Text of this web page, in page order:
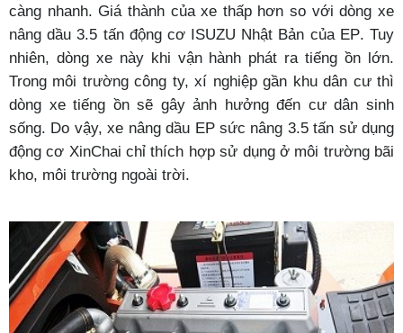
càng nhanh. Giá thành của xe thấp hơn so với dòng xe
nâng dầu 3.5 tấn động cơ ISUZU Nhật Bản của EP. Tuy
nhiên, dòng xe này khi vận hành phát ra tiếng ồn lớn.
Trong môi trường công ty, xí nghiệp gần khu dân cư thì
dòng xe tiếng ồn sẽ gây ảnh hưởng đến cư dân sinh
sống. Do vậy, xe nâng dầu EPsức nâng 3.5 tấn sử dụng
động cơ XinChai chỉ thích hợp sử dụng ở môi trường bãi
kho, môi trường ngoài trời.